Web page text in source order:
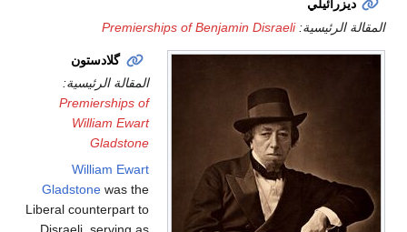
ديزرائيلي
المقالة الرئيسية:Premierships of Benjamin Disraeli
گلادستون
المقالة الرئيسية:
Premierships of
William Ewart
Gladstone
William Ewart
Gladstone was the
Liberal counterpart to